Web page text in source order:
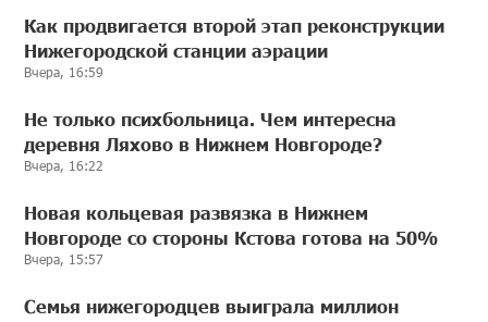
Как продвигается второй этап реконструкции
Нижегородской станции аэрации
Вчера, 16:59
Не только психбольница. Чем интересна
деревня Ляхово в Нижнем Новгороде?
Вчера, 16:22
Новая кольцевая развязка в Нижнем
Новгороде со стороны Кстова готова на 50%
Вчера, 15:57
Семья нижегородцев выиграла миллион